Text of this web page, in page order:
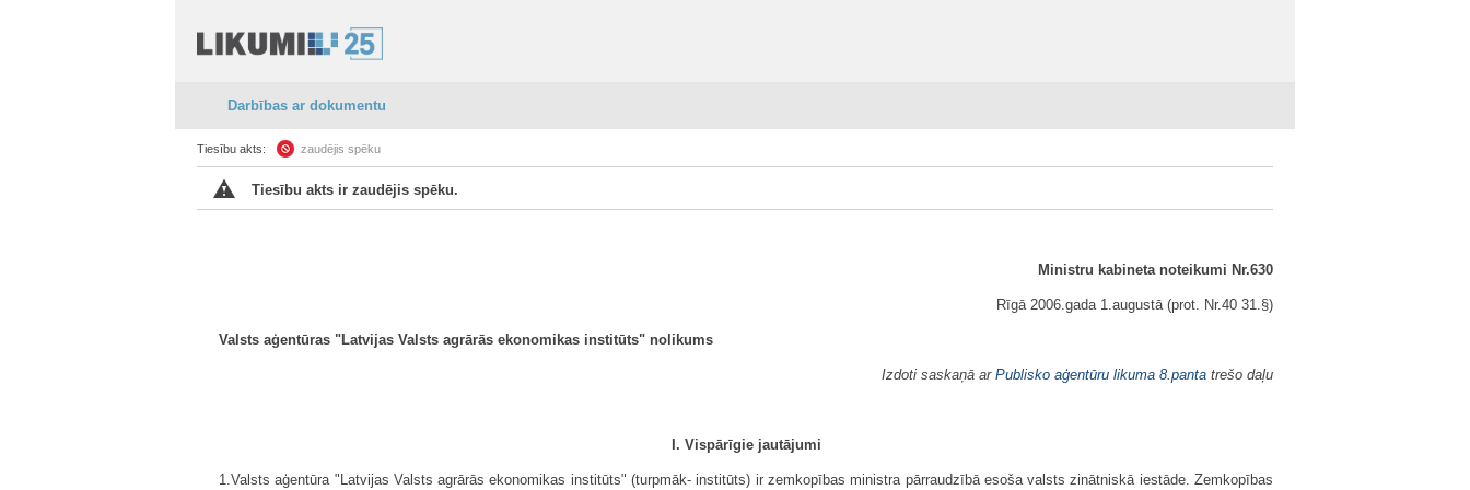
Darbības ar dokumentu
Tiesību akts: zaudējis spēku
Tiesību akts ir zaudējis spēku.
Ministru kabineta noteikumi Nr.630
Rīgā 2006.gada 1.augustā (prot. Nr.40 31.§)
Valsts aģentūras "Latvijas Valsts agrārās ekonomikas institūts" nolikums
Izdoti saskaņā ar Publisko aģentūru likuma 8.panta trešo daļu
I. Vispārīgie jautājumi
1.Valsts aģentūra "Latvijas Valsts agrārās ekonomikas institūts" (turpmāk- institūts) ir zemkopības ministra pārraudzībā esoša valsts zinātniskā iestāde. Zemkopības